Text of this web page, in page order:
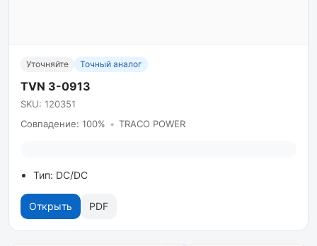
Уточняйте Точный аналог
TVN 3-0913
SKU: 120351
Совпадение: 100% • TRACO POWER
Тип: DC/DC
Открыть PDF